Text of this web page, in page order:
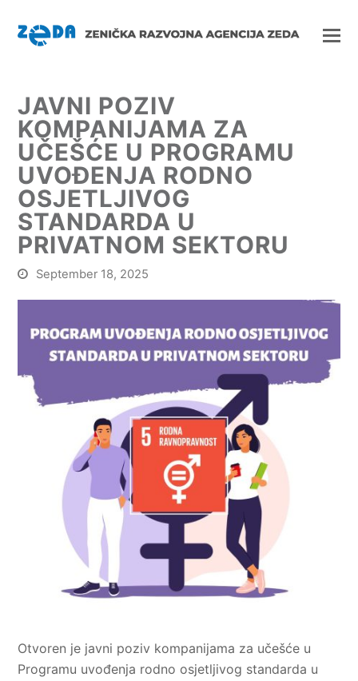
JAVNI POZIV
KOMPANIJAMA ZA
UČEŠĆE U PROGRAMU
UVOĐENJA RODNO
OSJETLJIVOG
STANDARDA U
PRIVATNOM SEKTORU
September 18, 2025
Otvoren je javni poziv kompanijama za učešće u
Programu uvođenja rodno osjetljivog standarda u